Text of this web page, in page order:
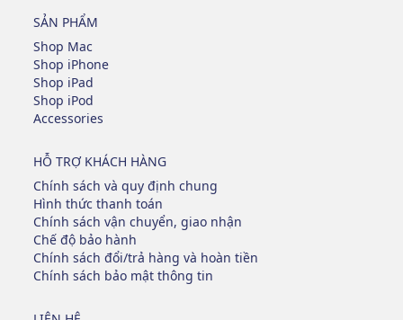
SẢN PHẨM
Shop Mac
Shop iPhone
Shop iPad
Shop iPod
Accessories
HỖ TRỢ KHÁCH HÀNG
Chính sách và quy định chung
Hình thức thanh toán
Chính sách vận chuyển, giao nhận
Chế độ bảo hành
Chính sách đổi/trả hàng và hoàn tiền
Chính sách bảo mật thông tin